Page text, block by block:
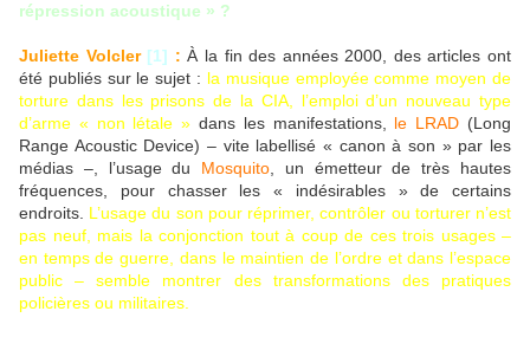
répression acoustique » ?
Juliette Volcler [1] : À la fin des années 2000, des articles ont
été publiés sur le sujet : la musique employée comme moyen de
torture dans les prisons de la CIA, l’emploi d’un nouveau type
d’arme « non létale » dans les manifestations, le LRAD (Long
Range Acoustic Device) – vite labellisé « canon à son » par les
médias –, l’usage du Mosquito , un émetteur de très hautes
fréquences, pour chasser les « indésirables » de certains
endroits. L’usage du son pour réprimer, contrôler ou torturer n’est
pas neuf, mais la conjonction tout à coup de ces trois usages –
en temps de guerre, dans le maintien de l’ordre et dans l’espace
public – semble montrer des transformations des pratiques
policières ou militaires.